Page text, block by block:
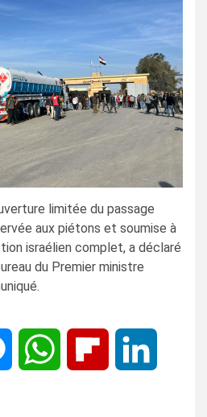
limitée du passage
aux piétons et soumise à
israélien complet, a déclaré
du Premier ministre
MessengerWhatsApp Flipboard